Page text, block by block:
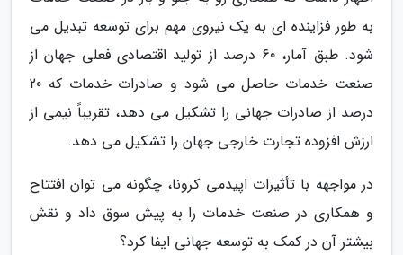
به طور فزاینده ای به یک نیروی مهم برای توسعه تبدیل می
شود. طبق آمار، 60 درصد از تولید اقتصادی فعلی جهان از
صنعت خدمات حاصل می شود و صادرات خدمات که 20
درصد از صادرات جهانی را تشکیل می دهد، تقریباً نیمی از
ارزش افزوده تجارت خارجی جهان را تشکیل می دهد.
در مواجهه با تأثیرات اپیدمی کرونا، چگونه می توان افتتاح
و همکاری در صنعت خدمات را به پیش سوق داد و نقش
بیشتر آن در کمک به توسعه جهانی ایفا کرد؟